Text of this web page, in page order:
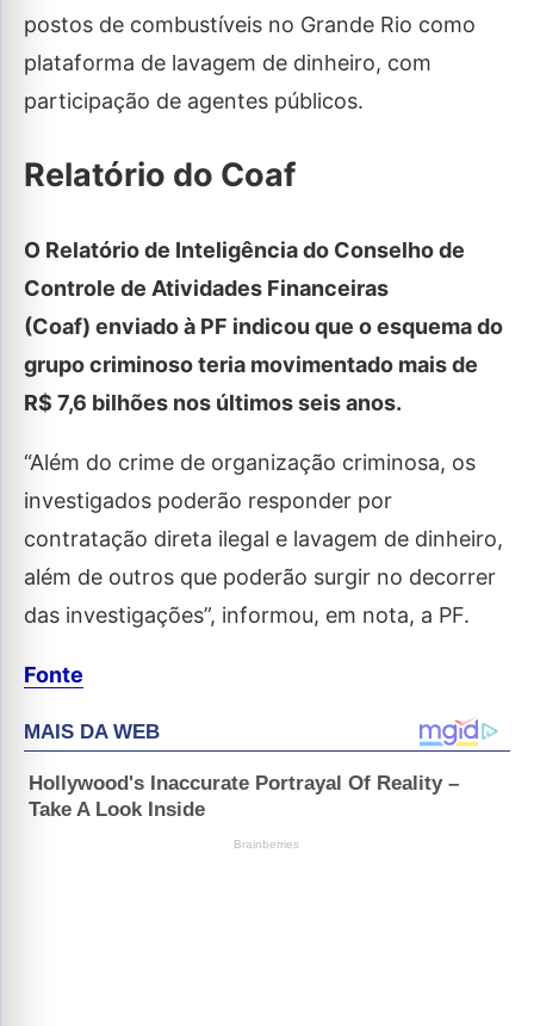
postos de combustíveis no Grande Rio como
plataforma de lavagem de dinheiro, com
participação de agentes públicos.
Relatório do Coaf
O Relatório de Inteligência do Conselho de
Controle de Atividades Financeiras
(Coaf) enviado à PF indicou que o esquema do
grupo criminoso teria movimentado mais de
R$ 7,6 bilhões nos últimos seis anos.
“Além do crime de organização criminosa, os
investigados poderão responder por
contratação direta ilegal e lavagem de dinheiro,
além de outros que poderão surgir no decorrer
das investigações”, informou, em nota, a PF.
Fonte